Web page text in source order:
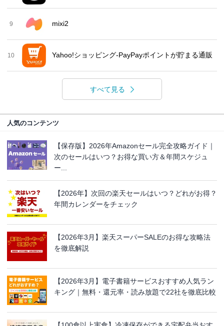
9 mixi2
10 Yahoo!ショッピング-PayPayポイントが貯まる通販
すべて見る
人気のコンテンツ
【保存版】2026年Amazonセール完全攻略ガイド｜
次のセールはいつ？お得な買い方＆年間スケジュ
ー...
【2026年】次回の楽天セールはいつ？どれがお得？
年間カレンダーをチェック
【2026年3月】楽天スーパーSALEのお得な攻略法
を徹底解説
【2026年3月】電子書籍サービスおすすめ人気ラン
キング｜無料・還元率・読み放題で22社を徹底比較